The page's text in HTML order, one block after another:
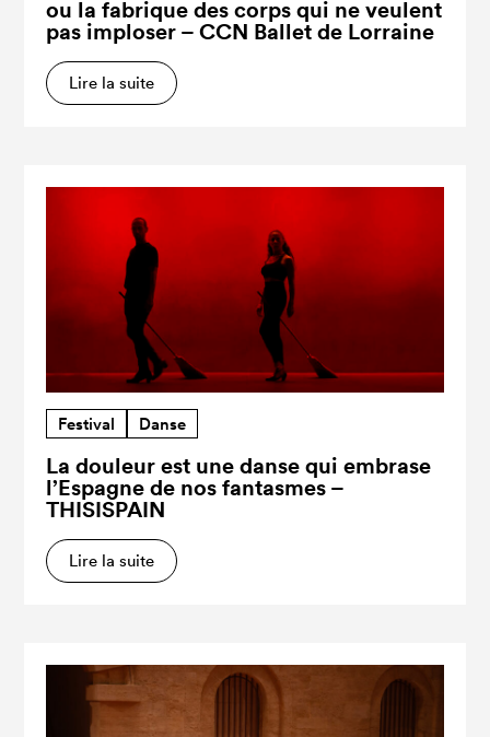
ou la fabrique des corps qui ne veulent
pas imploser – CCN Ballet de Lorraine
Lire la suite
Festival Danse
La douleur est une danse qui embrase
l’Espagne de nos fantasmes –
THISISPAIN
Lire la suite